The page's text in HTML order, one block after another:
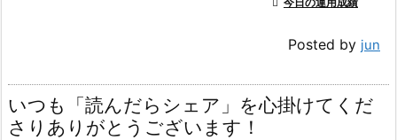
Posted by jun
いつも「読んだらシェア」を心掛けてくだ
さりありがとうございます！